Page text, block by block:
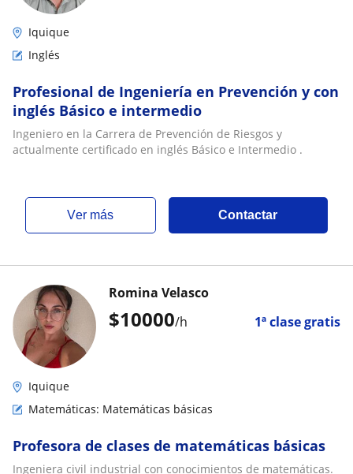
Iquique
Inglés
Profesional de Ingeniería en Prevención y con
inglés Básico e intermedio
Ingeniero en la Carrera de Prevención de Riesgos y
actualmente certificado en inglés Básico e Intermedio .
ver más Contactar
$10000/h 1ª clase gratis
Romina Velasco
Iquique
Matemáticas: Matemáticas básicas
Profesora de clases de matemáticas básicas
Ingeniera civil industrial con conocimientos de matemáticas.